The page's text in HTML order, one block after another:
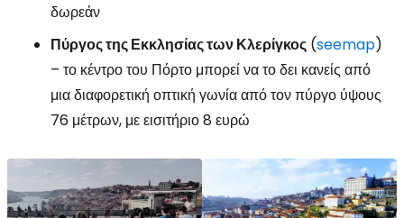
δωρεάν
Πύργος της Εκκλησίας των Κλερίγκος (seemap)
– το κέντρο του Πόρτο μπορεί να το δει κανείς από
μια διαφορετική οπτική γωνία από τον πύργο ύψους
76 μέτρων, με εισιτήριο 8 ευρώ